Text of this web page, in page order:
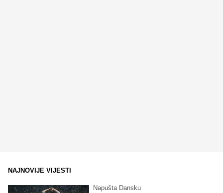
NAJNOVIJE VIJESTI
Napušta Dansku